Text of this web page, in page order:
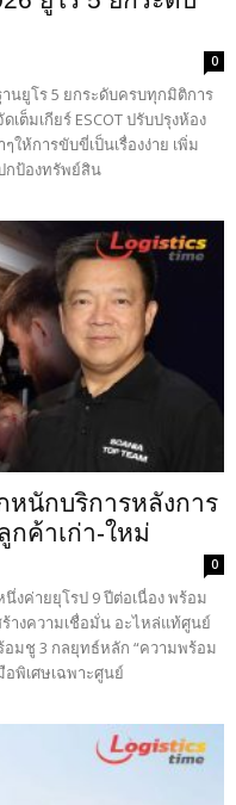
0
านยูโร 5 ยกระดับครบทุกมิติการ
ต็มเกียร์ ESCOT ปรับปรุงห้อง
ให้การขับขี่เป็นเรื่องง่าย เพิ่ม
กป้องทรัพย์สิน
หนักบริการหลังการ
ค้าเก่า-ใหม่
0
งค่ายยุโรป 9 ปีต่อเนื่อง พร้อม
ร้างความเชื่อมั่น อะไหล่แท้ศูนย์
มชู 3 กลยุทธ์หลัก “ความพร้อม
พิเศษเฉพาะศูนย์